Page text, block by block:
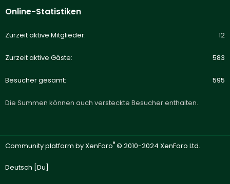
Online-Statistiken
Zurzeit aktive Mitglieder 12
Zurzeit aktive Gäste 583
Besucher gesamt 595
Die Summen können auch versteckte Besucher enthalten.
Community platform by XenForo® © 2010-2024 XenForo Ltd.
Deutsch [Du]